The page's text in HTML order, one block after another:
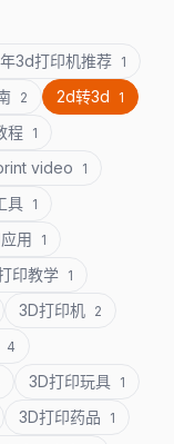
3d打印机推荐 1
2 2d转3d 1
程 1
video 1
具 1
用 1
印教学 1
3D打印机 2
4
3D打印玩具 1
3D打印药品 1